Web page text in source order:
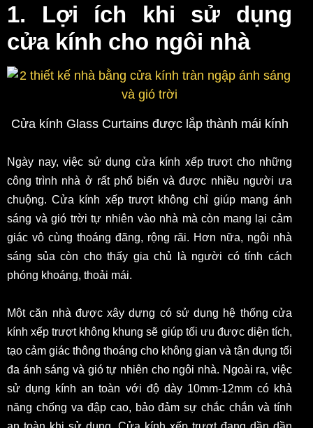
1. Lợi ích khi sử dụng
cửa kính cho ngôi nhà
Cửa kính Glass Curtains được lắp thành mái kính
Ngày nay, việc sử dụng cửa kính xếp trượt cho những
công trình nhà ở rất phổ biến và được nhiều người ưa
chuộng. Cửa kính xếp trượt không chỉ giúp mang ánh
sáng và gió trời tự nhiên vào nhà mà còn mang lại cảm
giác vô cùng thoáng đãng, rộng rãi. Hơn nữa, ngôi nhà
sáng sủa còn cho thấy gia chủ là người có tính cách
phóng khoáng, thoải mái.
Một căn nhà được xây dựng có sử dụng hệ thống cửa
kính xếp trượt không khung sẽ giúp tối ưu được diện tích,
tạo cảm giác thông thoáng cho không gian và tận dụng tối
đa ánh sáng và gió tự nhiên cho ngôi nhà. Ngoài ra, việc
sử dụng kính an toàn với độ dày 10mm-12mm có khả
năng chống va đập cao, bảo đảm sự chắc chắn và tính